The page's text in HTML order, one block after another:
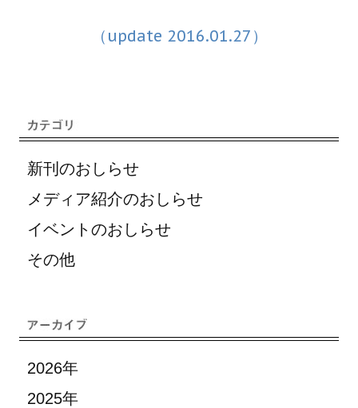
（update 2016.01.27）
新刊のおしらせ
メディア紹介のおしらせ
イベントのおしらせ
その他
2026年
2025年